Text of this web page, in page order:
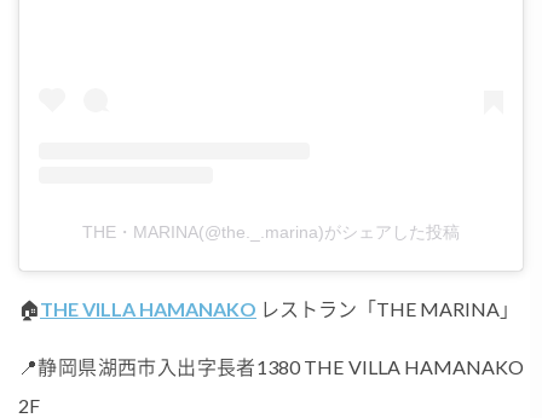
THE・MARINA(@the._.marina)がシェアした投稿
🏠THE VILLA HAMANAKO レストラン「THE MARINA」
📍静岡県湖西市入出字長者1380 THE VILLA HAMANAKO
2F